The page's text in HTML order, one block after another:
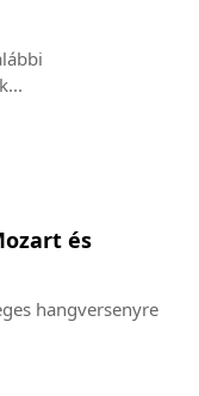
és
hangversenyre